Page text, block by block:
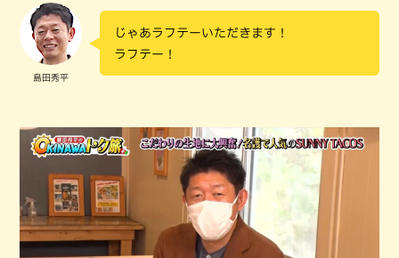
島田秀平
じゃあラフテーいただきます！
ラフテー！